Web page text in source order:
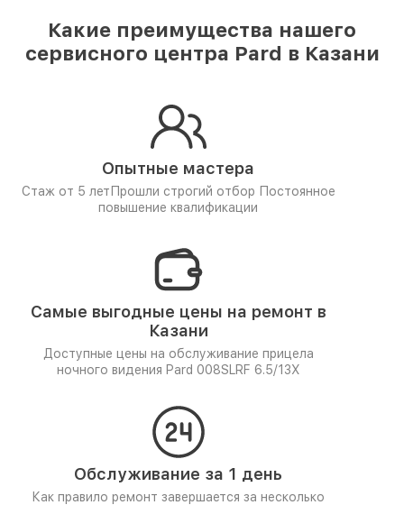
Какие преимущества нашего
сервисного центра Pard в Казани
Опытные мастера
Стаж от 5 лет Прошли строгий отбор Постоянное
повышение квалификации
Самые выгодные цены на ремонт в
Казани
Доступные цены на обслуживание прицела
ночного видения Pard 008SLRF 6.5/13X
Обслуживание за 1 день
Как правило ремонт завершается за несколько